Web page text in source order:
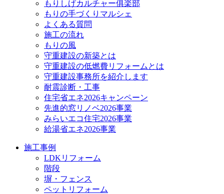
もりしげカルチャー俱楽部
もりの手づくりマルシェ
よくある質問
施工の流れ
もりの風
守重建設の新築とは
守重建設の低燃費リフォームとは
守重建設事務所を紹介します
耐震診断・工事
住宅省エネ2026キャンペーン
先進的窓リノベ2026事業
みらいエコ住宅2026事業
給湯省エネ2026事業
施工事例
LDKリフォーム
階段
塀・フェンス
ペットリフォーム